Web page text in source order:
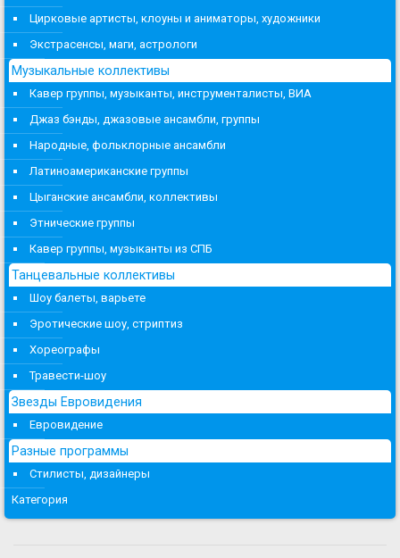
Цирковые артисты, клоуны и аниматоры, художники
Экстрасенсы, маги, астрологи
Музыкальные коллективы
Кавер группы, музыканты, инструменталисты, ВИА
Джаз бэнды, джазовые ансамбли, группы
Народные, фольклорные ансамбли
Латиноамериканские группы
Цыганские ансамбли, коллективы
Этнические группы
Кавер группы, музыканты из СПБ
Танцевальные коллективы
Шоу балеты, варьете
Эротические шоу, стриптиз
Хореографы
Травести-шоу
Звезды Евровидения
Евровидение
Разные программы
Стилисты, дизайнеры
Категория